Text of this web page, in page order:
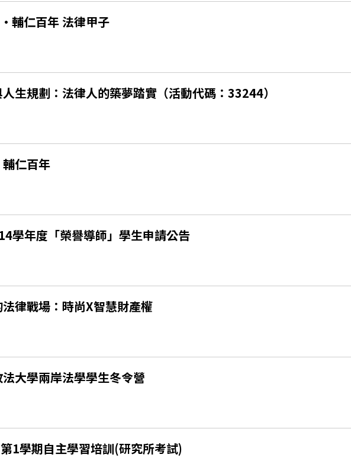
輔仁百年 法律甲子
人生規劃：法律人的築夢踏實（活動代碼：33244）
輔仁百年
學年度「榮譽導師」學生申請公告
法律戰場：時尚X智慧財產權
法大學兩岸法學學生冬令營
1學期自主學習培訓(研究所考試)